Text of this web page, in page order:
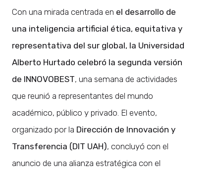
Con una mirada centrada en el desarrollo de
una inteligencia artificial ética, equitativa y
representativa del sur global, la Universidad
Alberto Hurtado celebró la segunda versión
de INNOVOBEST, una semana de actividades
que reunió a representantes del mundo
académico, público y privado. El evento,
organizado por la Dirección de Innovación y
Transferencia (DIT UAH), concluyó con el
anuncio de una alianza estratégica con el